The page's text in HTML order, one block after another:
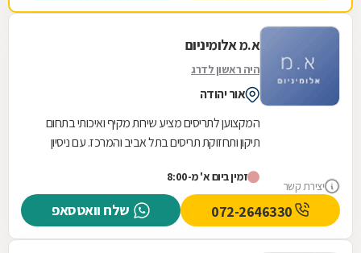
חיוניים. החנות נמצצת ברחוב הרכב 46.
יצירת קשר
א.מ אלומיניום
היה ראשון לדרג
אור יהודה
המקצוען לתריסים מציע שירות מקיף ואיכותי בתחום
תיקון ותחזוקת תריסים בתל אביב והמרכז. עם ניסיון
זמין ביום א' מ-8:00
שלח וואטסאפ